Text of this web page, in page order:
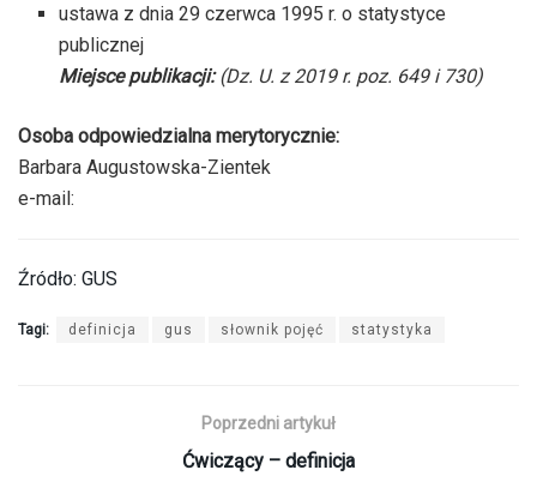
ustawa z dnia 29 czerwca 1995 r. o statystyce
publicznej
Miejsce publikacji:(Dz. U. z 2019 r. poz. 649 i 730)
Osoba odpowiedzialna merytorycznie:
Barbara Augustowska-Zientek
e-mail:
Źródło: GUS
Tagi: definicja gus słownik pojęć statystyka
Poprzedni artykuł
Ćwiczący – definicja